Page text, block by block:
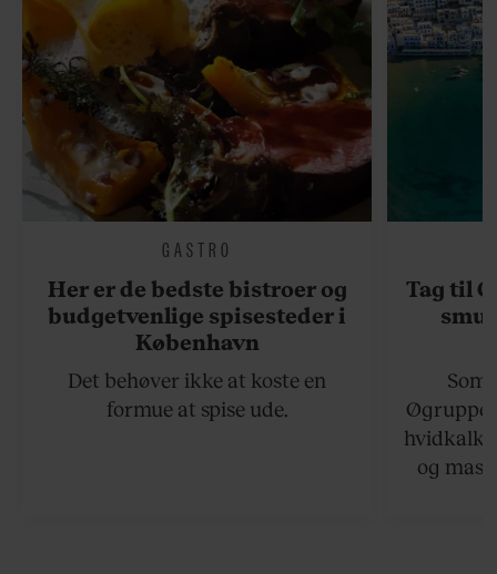
GASTRO
Her er de bedste bistroer og
budgetvenlige spisesteder i
København
Det behøver ikke at koste en
formue at spise ude.
Tag til
og